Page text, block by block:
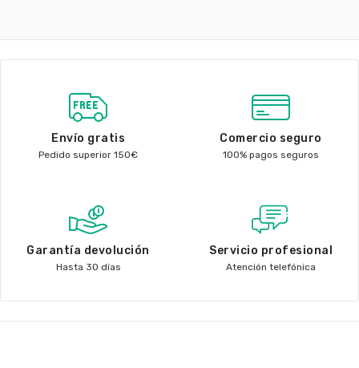
Envío gratis
Pedido superior 150€
Comercio seguro
100% pagos seguros
Garantía devolución
Hasta 30 días
Servicio profesional
Atención telefónica